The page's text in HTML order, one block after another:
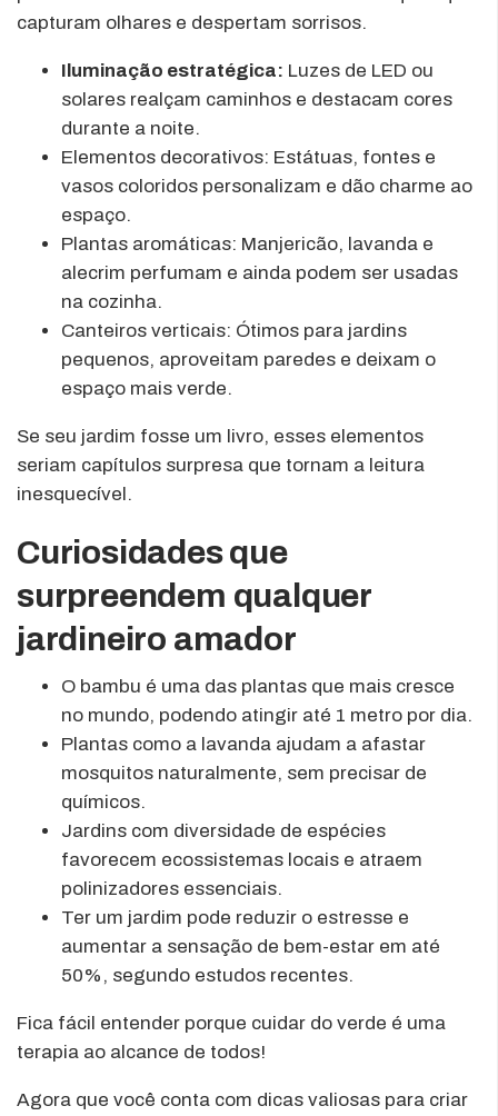
capturam olhares e despertam sorrisos.
Iluminação estratégica: Luzes de LED ou
solares realçam caminhos e destacam cores
durante a noite.
Elementos decorativos: Estátuas, fontes e
vasos coloridos personalizam e dão charme ao
espaço.
Plantas aromáticas: Manjericão, lavanda e
alecrim perfumam e ainda podem ser usadas
na cozinha.
Canteiros verticais: Ótimos para jardins
pequenos, aproveitam paredes e deixam o
espaço mais verde.
Se seu jardim fosse um livro, esses elementos
seriam capítulos surpresa que tornam a leitura
inesquecível.
Curiosidades que
surpreendem qualquer
jardineiro amador
O bambu é uma das plantas que mais cresce
no mundo, podendo atingir até 1 metro por dia.
Plantas como a lavanda ajudam a afastar
mosquitos naturalmente, sem precisar de
químicos.
Jardins com diversidade de espécies
favorecem ecossistemas locais e atraem
polinizadores essenciais.
Ter um jardim pode reduzir o estresse e
aumentar a sensação de bem-estar em até
50%, segundo estudos recentes.
Fica fácil entender porque cuidar do verde é uma
terapia ao alcance de todos!
Agora que você conta com dicas valiosas para criar